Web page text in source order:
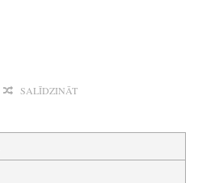
SALĪDZINĀT